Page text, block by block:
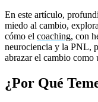
En este artículo,
miedo al cambio,
cómo el coaching, con
neurociencia y la PNL,
abrazar el cambio como
¿Por Qué